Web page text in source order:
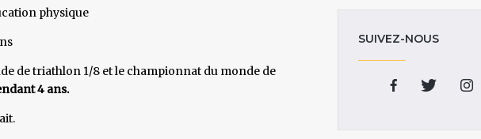
physique
de triathlon 1/8 et le championnat du monde de
4 ans.
SUIVEZ-NOUS